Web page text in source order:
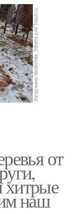
от
наш